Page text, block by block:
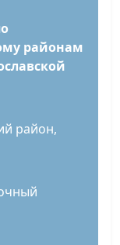
районам
район,